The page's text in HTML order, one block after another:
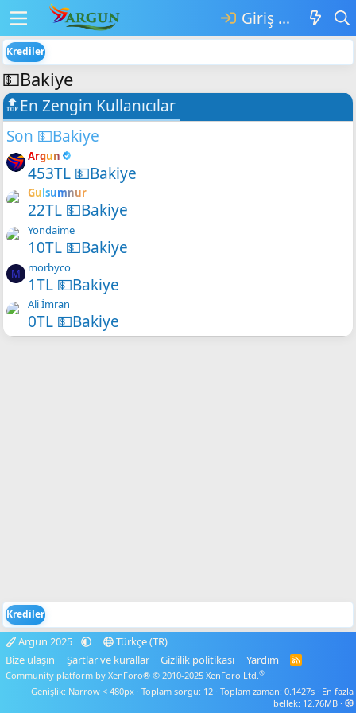
Giriş yap
Krediler
💵Bakiye
🔝En Zengin Kullanıcılar
Son 💵Bakiye
Argun
453TL 💵Bakiye
Gulsumnur
22TL 💵Bakiye
Yondaime
10TL 💵Bakiye
M morbyco
1TL 💵Bakiye
Ali İmran
0TL 💵Bakiye
Krediler
Argun 2025
Türkçe (TR)
Bize ulaşın
Şartlar ve kurallar Gizlilik politikası Yardım
R
Community platform by XenForo® © 2010-2025 XenForo Ltd.®
Genişlik Toplam sorgu 12 Toplam zaman 0.1427s
En fazla
bellek 12.76MB